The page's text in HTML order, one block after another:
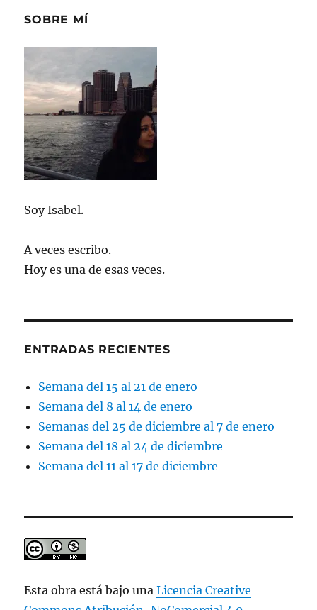
SOBRE MÍ
Soy Isabel.
A veces escribo.
Hoy es una de esas veces.
ENTRADAS RECIENTES
Semana del 15 al 21 de enero
Semana del 8 al 14 de enero
Semanas del 25 de diciembre al 7 de enero
Semana del 18 al 24 de diciembre
Semana del 11 al 17 de diciembre
Esta obra está bajo unaLicencia Creative